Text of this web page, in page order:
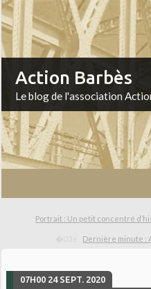
Action Barbès
Le blog de l'association
Portrait : Un petit concentré
Dernière minute :
07H00 24 SEPT. 2020